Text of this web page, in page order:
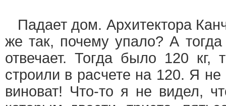
Падает дом. Архитектора
же так, почему упало? А
отвечает. Тогда было 120
строили в расчете на 120. Я не
виноват! Что-то я не видел,